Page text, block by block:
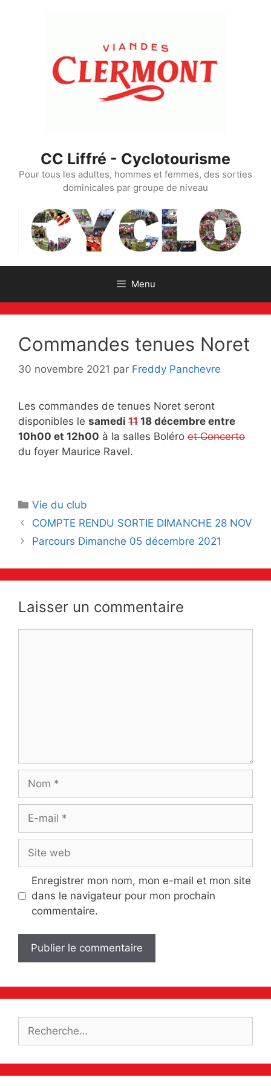
CC Liffré - Cyclotourisme
Pour tous les adultes, hommes et femmes, des sorties
dominicales par groupe de niveau
Menu
Commandes tenues Noret
30 novembre 2021 par Freddy Panchevre
Les commandes de tenues Noret seront
disponibles le samedi 11 18 décembre entre
10h00 et 12h00 à la salles Boléro et Concerto
du foyer Maurice Ravel.
Catégories
Vie du club
Navigation
des
COMPTE RENDU SORTIE DIMANCHE 28 NOV
Parcours Dimanche 05 décembre 2021
Laisser un commentaire
mail
web
Enregistrer mon nom, mon e-mail et mon site
dans le navigateur pour mon prochain
commentaire.
Rechercher :